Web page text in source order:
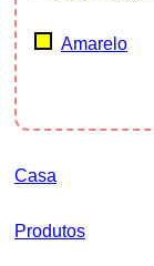
Amarelo
Casa
Produtos